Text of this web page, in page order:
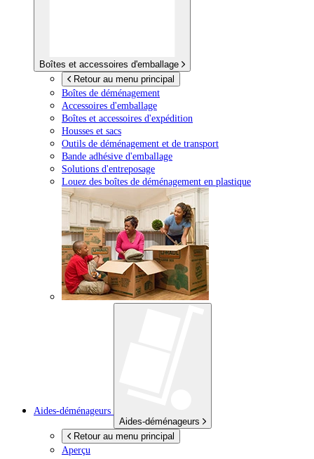
Boîtes et accessoires d'emballage
Retour au menu principal
Boîtes de déménagement
Accessoires d'emballage
Boîtes et accessoires d'expédition
Housses et sacs
Outils de déménagement et de transport
Bande adhésive d'emballage
Solutions d'entreposage
Louez des boîtes de déménagement en plastique
Aides-déménageurs
Aides-déménageurs
Retour au menu principal
Aperçu